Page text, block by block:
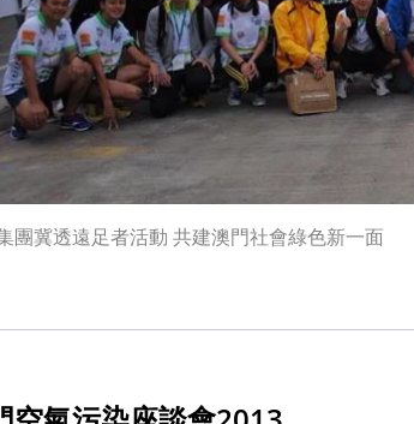
團冀透遠足者活動 共建澳門社會綠色新一面